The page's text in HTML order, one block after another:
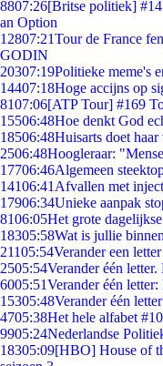
8807:26[Britse politiek]
an Option
12807:21Tour de France
GODIN
20307:19Politieke meme's
14407:18Hoge accijns op
8107:06[ATP Tour] #169
15506:48Hoe denkt God
18506:48Huisarts doet
2506:48Hoogleraar:
17706:46Algemeen
14106:41 Afvallen met
17906:34Unieke aanpak
8106:05Het grote
18305:58Wat is jullie
21105:54Verander een
2505:54Verander één
6005:51Verander één
15305:48Verander één
4705:38Het hele alfabet
9905:24Nederlandse
18305:09[HBO] House of